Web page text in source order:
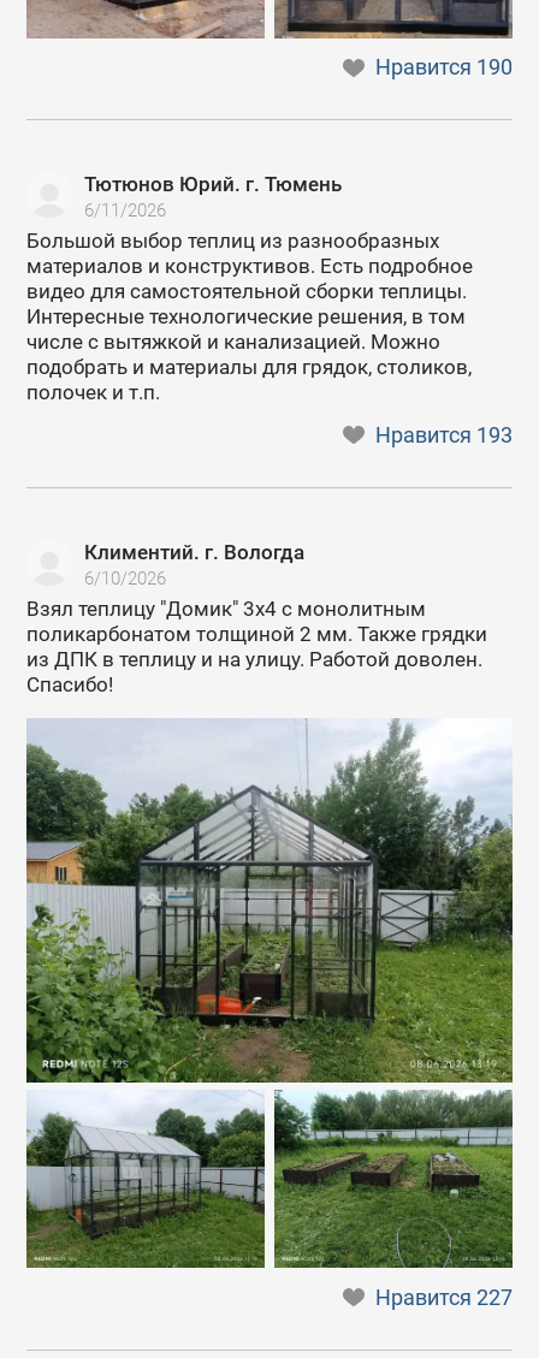
Нравится 190
Тютюнов Юрий. г. Тюмень
6/11/2026
Большой выбор теплиц из разнообразных
материалов и конструктивов. Есть подробное
видео для самостоятельной сборки теплицы.
Интересные технологические решения, в том
числе с вытяжкой и канализацией. Можно
подобрать и материалы для грядок, столиков,
полочек и т.п.
Нравится 193
Климентий. г. Вологда
6/10/2026
Взял теплицу "Домик" 3х4 с монолитным
поликарбонатом толщиной 2 мм. Также грядки
из ДПК в теплицу и на улицу. Работой доволен.
Спасибо!
Нравится227